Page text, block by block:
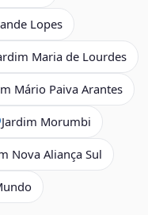
Lopes
Maria de Lourdes
Mário Paiva Arantes
Jardim Morumbi
Nova Aliança Sul